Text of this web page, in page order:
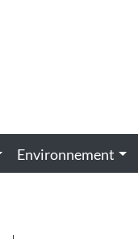
Environnement